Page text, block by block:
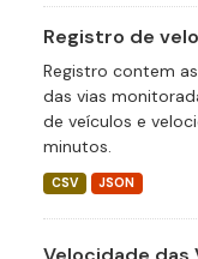
Registro de
Registro contem
das vias
de veículos e
minutos.
CSV JSON